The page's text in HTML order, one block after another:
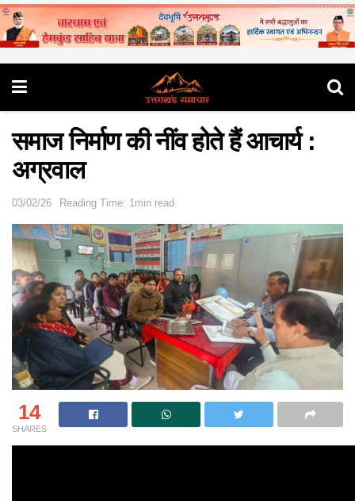
समाज निर्माण की नींव होते हैं आचार्य :
अग्रवाल
03/02/26 Reading Time: 1min read
14
SHARES